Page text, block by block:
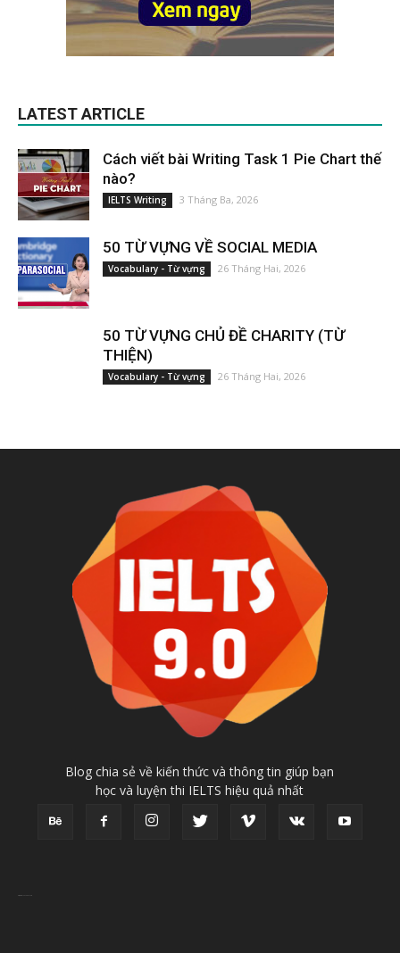
LATEST ARTICLE
Cách viết bài Writing Task 1 Pie Chart thế
nào?
IELTS Writing 3 Tháng Ba, 2026
50 TỪ VỰNG VỀ SOCIAL MEDIA
Vocabulary - Từ vựng 26 Tháng Hai, 2026
50 TỪ VỰNG CHỦ ĐỀ CHARITY (TỪ
THIỆN)
Vocabulary - Từ vựng 26 Tháng Hai, 2026
Blog chia sẻ về kiến thức và thông tin giúp bạn
học và luyện thi IELTS hiệu quả nhất